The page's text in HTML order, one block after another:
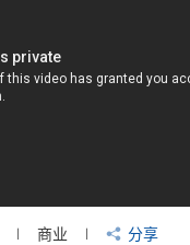
商业 分享